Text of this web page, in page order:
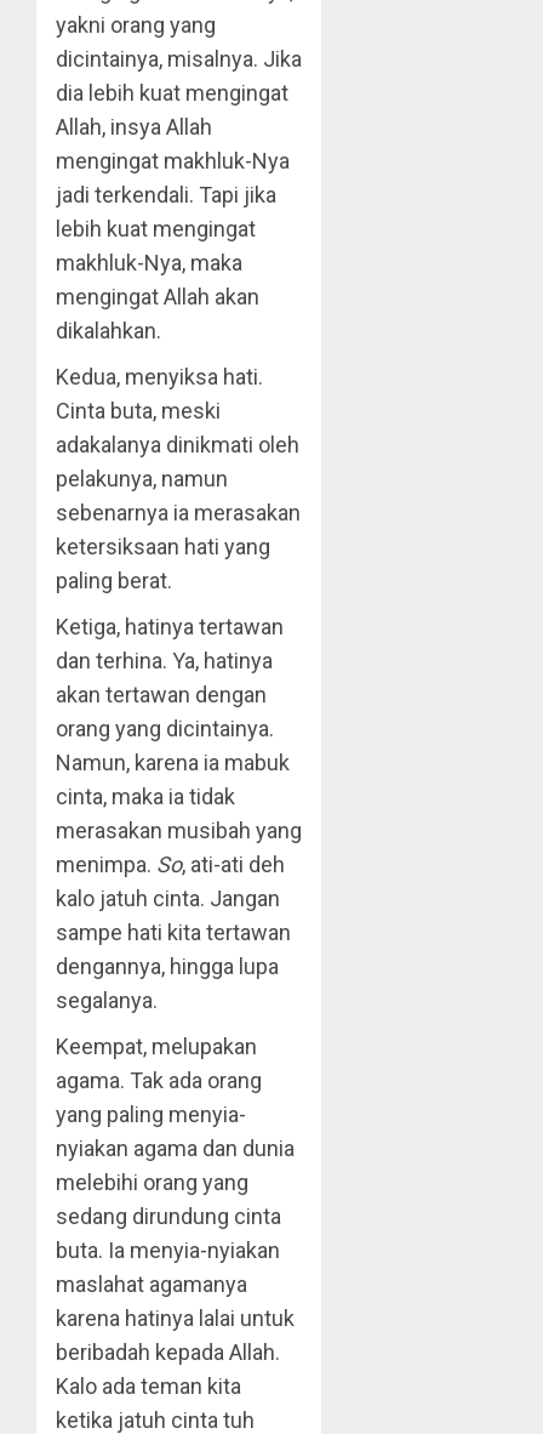
yakni orang yang
dicintainya, misalnya. Jika
dia lebih kuat mengingat
Allah, insya Allah
mengingat makhluk-Nya
jadi terkendali. Tapi jika
lebih kuat mengingat
makhluk-Nya, maka
mengingat Allah akan
dikalahkan.
Kedua, menyiksa hati.
Cinta buta, meski
adakalanya dinikmati oleh
pelakunya, namun
sebenarnya ia merasakan
ketersiksaan hati yang
paling berat.
Ketiga, hatinya tertawan
dan terhina. Ya, hatinya
akan tertawan dengan
orang yang dicintainya.
Namun, karena ia mabuk
cinta, maka ia tidak
merasakan musibah yang
menimpa. So, ati-ati deh
kalo jatuh cinta. Jangan
sampe hati kita tertawan
dengannya, hingga lupa
segalanya.
Keempat, melupakan
agama. Tak ada orang
yang paling menyia-
nyiakan agama dan dunia
melebihi orang yang
sedang dirundung cinta
buta. Ia menyia-nyiakan
maslahat agamanya
karena hatinya lalai untuk
beribadah kepada Allah.
Kalo ada teman kita
ketika jatuh cinta tuh